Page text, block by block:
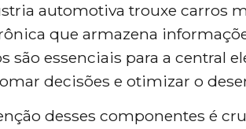
automotiva trouxe carros
que armazena
são essenciais para a central
decisões e otimizar o
desses componentes é